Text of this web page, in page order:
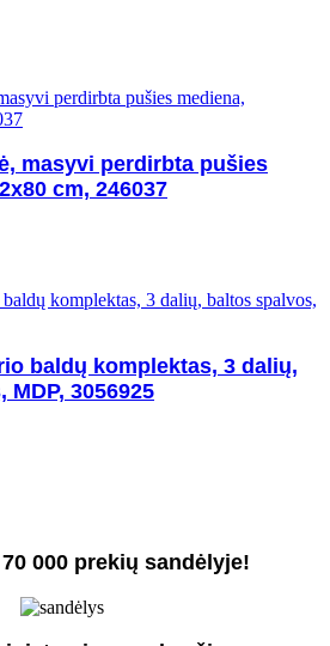
masyvi perdirbta pušies
cm, 246037
baldų komplektas, 3 dalių,
3056925
000 prekių sandėlyje!